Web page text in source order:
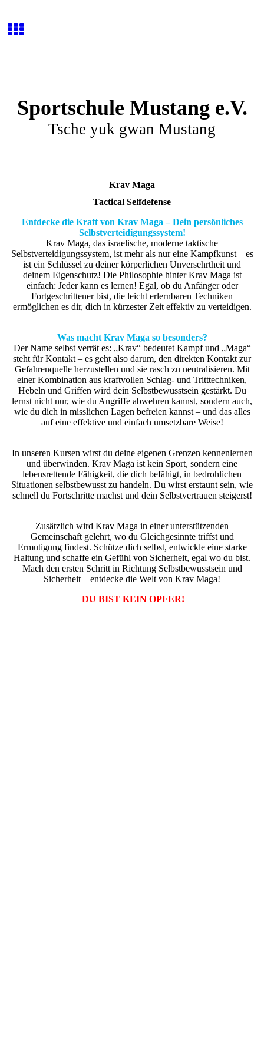
Sportschule Mustang e.V.
Tsche yuk gwan Mustang
Krav Maga
Tactical Selfdefense
Entdecke die Kraft von Krav Maga – Dein persönliches
Selbstverteidigungssystem!
Krav Maga, das israelische, moderne taktische
Selbstverteidigungssystem, ist mehr als nur eine Kampfkunst – es
ist ein Schlüssel zu deiner körperlichen Unversehrtheit und
deinem Eigenschutz! Die Philosophie hinter Krav Maga ist
einfach: Jeder kann es lernen! Egal, ob du Anfänger oder
Fortgeschrittener bist, die leicht erlernbaren Techniken
ermöglichen es dir, dich in kürzester Zeit effektiv zu verteidigen.
Was macht Krav Maga so besonders?
Der Name selbst verrät es: „Krav“ bedeutet Kampf und „Maga“
steht für Kontakt – es geht also darum, den direkten Kontakt zur
Gefahrenquelle herzustellen und sie rasch zu neutralisieren. Mit
einer Kombination aus kraftvollen Schlag- und Tritttechniken,
Hebeln und Griffen wird dein Selbstbewusstsein gestärkt. Du
lernst nicht nur, wie du Angriffe abwehren kannst, sondern auch,
wie du dich in misslichen Lagen befreien kannst – und das alles
auf eine effektive und einfach umsetzbare Weise!
In unseren Kursen wirst du deine eigenen Grenzen kennenlernen
und überwinden. Krav Maga ist kein Sport, sondern eine
lebensrettende Fähigkeit, die dich befähigt, in bedrohlichen
Situationen selbstbewusst zu handeln. Du wirst erstaunt sein, wie
schnell du Fortschritte machst und dein Selbstvertrauen steigerst!
Zusätzlich wird Krav Maga in einer unterstützenden
Gemeinschaft gelehrt, wo du Gleichgesinnte triffst und
Ermutigung findest. Schütze dich selbst, entwickle eine starke
Haltung und schaffe ein Gefühl von Sicherheit, egal wo du bist.
Mach den ersten Schritt in Richtung Selbstbewusstsein und
Sicherheit – entdecke die Welt von Krav Maga!
DU BIST KEIN OPFER!